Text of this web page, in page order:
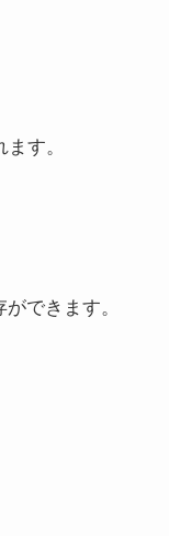
す。
できます。